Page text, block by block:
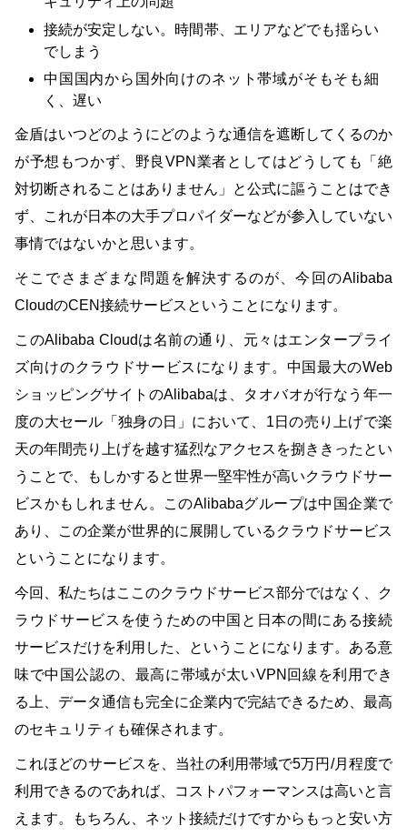
接続が安定しない。時間帯、エリアなどでも揺らい
でしまう
中国国内から国外向けのネット帯域がそもそも細
く、遅い
金盾はいつどのようにどのような通信を遮断してくるのか
が予想もつかず、野良VPN業者としてはどうしても「絶
対切断されることはありません」と公式に謳うことはでき
ず、これが日本の大手プロパイダーなどが参入していない
事情ではないかと思います。
そこでさまざまな問題を解決するのが、今回のAlibaba
CloudのCEN接続サービスということになります。
このAlibaba Cloudは名前の通り、元々はエンタープライ
ズ向けのクラウドサービスになります。中国最大のWeb
ショッピングサイトのAlibabaは、タオバオが行なう年一
度の大セール「独身の日」において、1日の売り上げで楽
天の年間売り上げを越す猛烈なアクセスを捌ききったとい
うことで、もしかすると世界一堅牢性が高いクラウドサー
ビスかもしれません。このAlibabaグループは中国企業で
あり、この企業が世界的に展開しているクラウドサービス
ということになります。
今回、私たちはここのクラウドサービス部分ではなく、ク
ラウドサービスを使うための中国と日本の間にある接続
サービスだけを利用した、ということになります。ある意
味で中国公認の、最高に帯域が太いVPN回線を利用でき
る上、データ通信も完全に企業内で完結できるため、最高
のセキュリティも確保されます。
これほどのサービスを、当社の利用帯域で5万円/月程度で
利用できるのであれば、コストパフォーマンスは高いと言
えます。もちろん、ネット接続だけですからもっと安い方